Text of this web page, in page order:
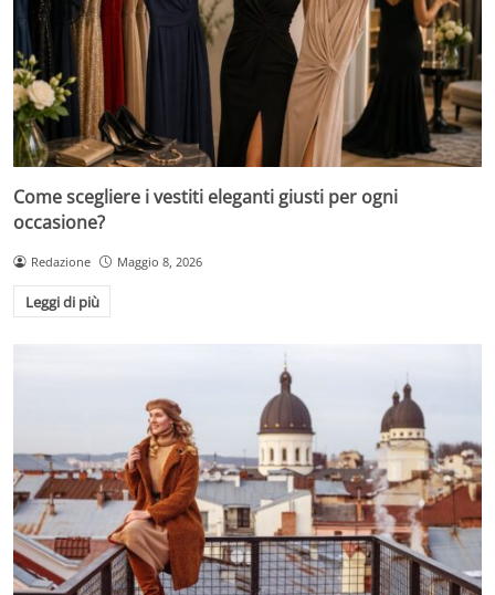
Come scegliere i vestiti eleganti giusti per ogni
occasione?
Redazione Maggio 8, 2026
Leggi di più